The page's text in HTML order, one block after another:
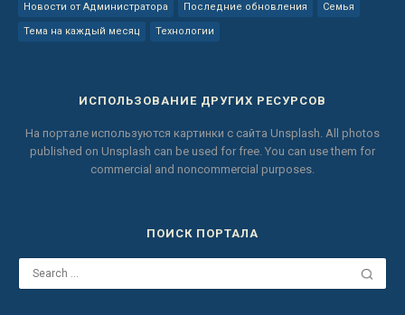
Новости от Администратора Последние обновления Семья
Тема на каждый месяц Технологии
ИСПОЛЬЗОВАНИЕ ДРУГИХ РЕСУРСОВ
На портале используются картинки с сайта Unsplash. All photos
published on Unsplash can be used for free. You can use them for
commercial and noncommercial purposes.
ПОИСК ПОРТАЛА